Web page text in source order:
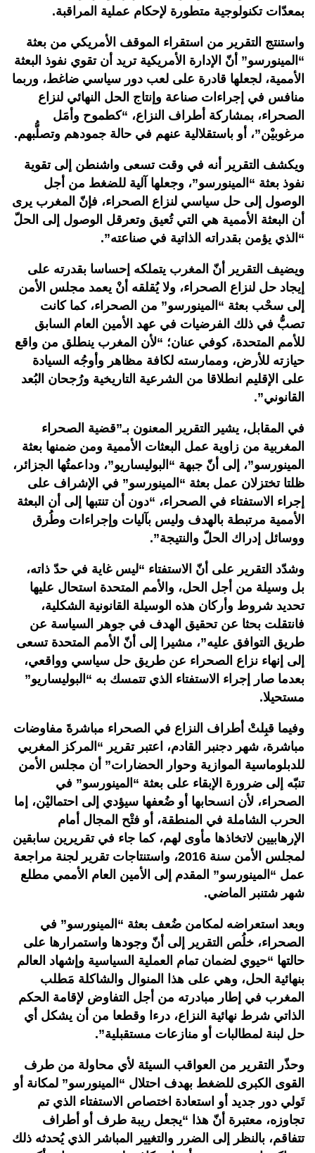
بمعدّات تكنولوجية متطورة لإحكام عملية المراقبة.
واستنتج التقرير من استقراء الموقف الأمريكي من بعثة
“المينورسو” أنّ الإدارة الأمريكية تريد أن تقوي نفوذ البعثة
الأممية، لجعلها قادرة على لعب دور سياسي ضاغط، وربما
منافس في إجراءات صناعة وإنتاج الحل النهائي لنزاع
الصحراء، بمشاركة أطراف النزاع، “كطموح وأمَل
مرغوبيْن”، أو باستقلالية عنهم في حالة جمودهم وتصلُّبهم.
ويكشف التقرير أنه في وقت تسعى واشنطن إلى تقوية
نفوذ بعثة “المينورسو”، وجعلها آلية للضغط من أجل
الوصول إلى حل سياسي لنزاع الصحراء، فإنّ المغرب يرى
أن البعثة الأممية هي التي تُعيق وتعرقل الوصول إلى الحلّ
“الذي يؤمن بقدراته الذاتية في صناعته”.
ويضيف التقرير أنّ المغرب يتملكه إحساسا بقدرته على
إيجاد حل لنزاع الصحراء، ولا يُقلقه أنْ يعمد مجلس الأمن
إلى سحْب بعثة “المينورسو” من الصحراء، كما كانت
تصبُّ في ذلك الفرضيات في عهد الأمين العام السابق
للأمم المتحدة، كوفي عنان؛ “لأن المغرب ينطلق من واقع
حيازته للأرض، وممارسته لكافة مظاهر وأوجُه السيادة
على الإقليم انطلاقا من الشرعية التاريخية ورُجحان البُعد
القانوني”.
في المقابل، يشير التقرير المعنون بـ”قضية الصحراء
المغربية من زاوية عمل البعثات الأممية ومن ضمنها بعثة
المينورسو”، إلى أنّ جبهة “البوليساريو”، وداعمتُها الجزائر،
ظلتا تختزلان عمل بعثة “المينورسو” في الإشراف على
إجراء الاستفتاء في الصحراء، “دون أن تنتبها إلى أن البعثة
الأممية مرتبطة بالهدف وليس بآليات وإجراءات وطُرق
ووسائل إدراك الحلّ والنتيجة”.
وشدّد التقرير على أنّ الاستفتاء “ليس غاية في حدّ ذاته،
بل وسيلة من أجل الحل، والأمم المتحدة استحال عليها
تحديد شروط وأركان هذه الوسيلة القانونية الشكلية،
فانتقلت بحثا عن تحقيق الهدف في جوهر السياسة عن
طريق التوافق عليه”، مشيرا إلى أنّ الأمم المتحدة تسعى
إلى إنهاء نزاع الصحراء عن طريق حل سياسي وواقعي،
بعدما صار إجراء الاستفتاء الذي تتمسك به “البوليساريو”
مستحيلا.
وفيما قبِلتْ أطراف النزاع في الصحراء مباشرةَ مفاوضات
مباشرة، شهر دجنبر القادم، اعتبر تقرير “المركز المغربي
للدبلوماسية الموازية وحوار الحضارات” أن مجلس الأمن
تنبّه إلى ضرورة الإبقاء على بعثة “المينورسو” في
الصحراء، لأن انسحابها أو ضُعفها سيؤدي إلى احتماليْن، إما
الحرب الشاملة في المنطقة، أو فتْح المجال أمام
الإرهابيين لاتخاذها مأوى لهم، كما جاء في تقريرين سابقين
لمجلس الأمن سنة 2016، واستنتاجات تقرير لجنة مراجعة
عمل “المينورسو” المقدم إلى الأمين العام الأممي مطلع
شهر شتنبر الماضي.
وبعد استعراضه لمكامن ضُعف بعثة “المينورسو” في
الصحراء، خلُص التقرير إلى أنّ وجودها واستمرارها على
حالتها “حيوي لضمان تمام العملية السياسية وإشهاد العالم
بنهائية الحل، وهي على هذا المنوال والشاكلة مَطلب
المغرب في إطار مبادرته من أجل التفاوض لإقامة الحكم
الذاتي شرط نهائية النزاع، درءا وقطعا من أن يشكل أي
حل لبنة لمطالبات أو منازعات مستقبلية”.
وحذّر التقرير من العواقب السيئة لأي محاولة من طرف
القوى الكبرى للضغط بهدف احتلال “المينورسو” لمكانة أو
تَولي دور جديد أو استعادة اختصاص الاستفتاء الذي تم
تجاوزه، معتبرة أنّ هذا “يجعل ريبة طرف أو أطراف
تتفاقم، بالنظر إلى الضرر والتغيير المباشر الذي يُحدثه ذلك